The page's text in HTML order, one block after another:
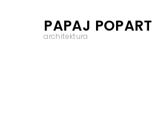
PAPAJ POPART
architektura